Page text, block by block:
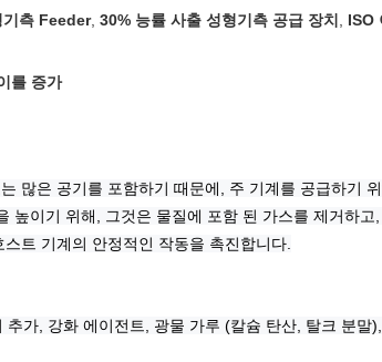
기측 Feeder, 30% 능률 사출 성형기측 공급 장치 ISO
를 증가
많은 공기를 포함하기 때문에, 주 기계를 공급하기
높이기 위해, 그것은 물질에 포함 된 가스를 제거하
트 기계의 안정적인 작동을 촉진합니다.
가, 강화 에이전트, 광물 가루 (칼슘 탄산, 탈크 분말